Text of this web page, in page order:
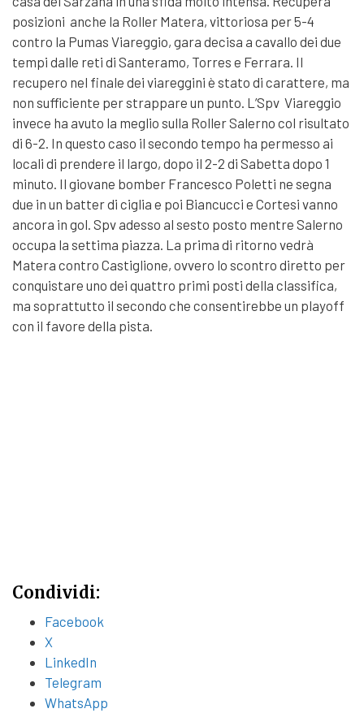
posizioni anche la Roller Matera, vittoriosa per 5-4
contro la Pumas Viareggio, gara decisa a cavallo dei due
tempi dalle reti di Santeramo, Torres e Ferrara. Il
recupero nel finale dei viareggini è stato di carattere, ma
non sufficiente per strappare un punto. L’Spv Viareggio
invece ha avuto la meglio sulla Roller Salerno col risultato
di 6-2. In questo caso il secondo tempo ha permesso ai
locali di prendere il largo, dopo il 2-2 di Sabetta dopo 1
minuto. Il giovane bomber Francesco Poletti ne segna
due in un batter di ciglia e poi Biancucci e Cortesi vanno
ancora in gol. Spv adesso al sesto posto mentre Salerno
occupa la settima piazza. La prima di ritorno vedrà
Matera contro Castiglione, ovvero lo scontro diretto per
conquistare uno dei quattro primi posti della classifica,
ma soprattutto il secondo che consentirebbe un playoff
con il favore della pista.
Condividi:
Facebook
X
LinkedIn
Telegram
WhatsApp